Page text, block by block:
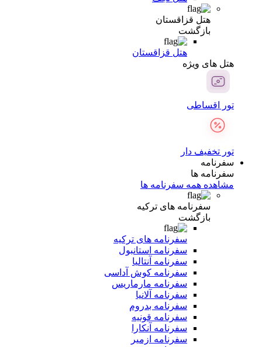
هتل قزاقستان
بازگشت
هتل قزاقستان
هتل های ویژه
تور اقساطی
تور تخفیف دار
سفرنامه
سفرنامه ها
مشاهده همه سفرنامه ها
سفرنامه های ترکیه
بازگشت
سفرنامه های ترکیه
سفرنامه استانبول
سفرنامه آنتالیا
سفرنامه کوش آداسی
سفرنامه مارماریس
سفرنامه آلانیا
سفرنامه بدروم
سفرنامه قونیه
سفرنامه آنکارا
سفرنامه ازمیر